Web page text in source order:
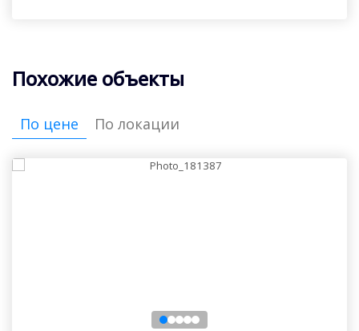
Похожие объекты
По цене По локации